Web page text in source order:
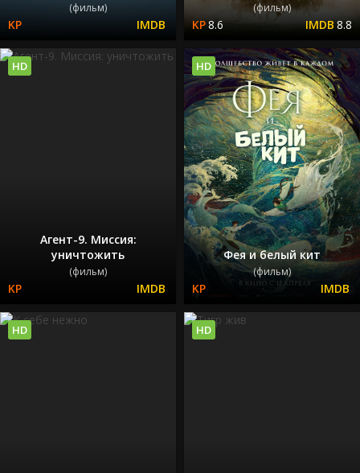
(фильм) (фильм)
8.6 8.8
Агент-9. Миссия:
уничтожить
(фильм)
HD
Фея и белый кит
(фильм)
HD
HD HD